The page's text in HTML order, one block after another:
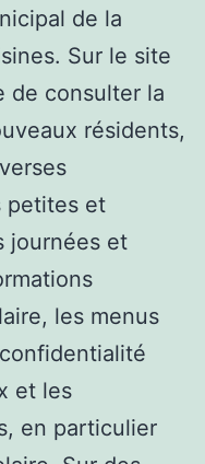
de la
Sur le site
de consulter la
résidents,
petites et
journées et
les menus
et les
en particulier